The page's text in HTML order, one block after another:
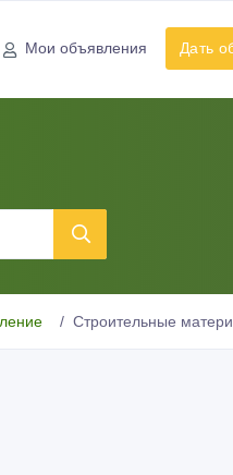
Мои объявления Дать
Строительные